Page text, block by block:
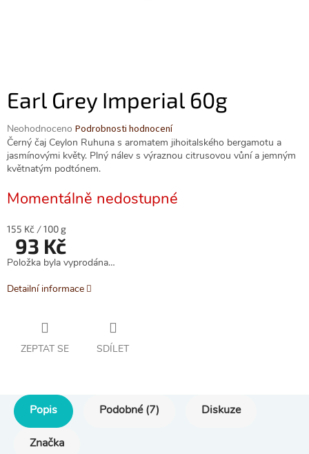
Earl Grey Imperial 60g
Průměrné
hodnocení
produktu
je
z
5
Neohodnoceno Podrobnosti hodnocení
Černý čaj Ceylon Ruhuna s aromatem jihoitalského bergamotu a
jasmínovými květy. Plný nálev s výraznou citrusovou vůní a jemným
květnatým podtónem.
Momentálně nedostupné
Měrná
cena:
155 Kč / 100 g
93 Kč
Položka byla vyprodána…
Detailní informace
ZEPTAT SE SDÍLET
Popis Podobné (7) Diskuze
Značka